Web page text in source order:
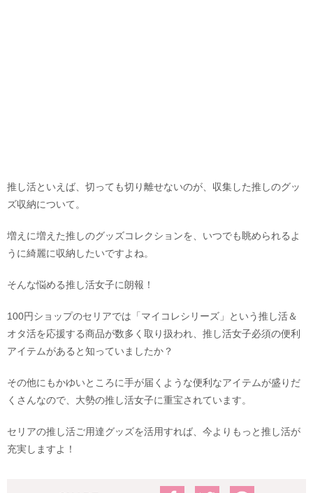
推し活といえば、切っても切り離せないのが、収集した推しのグッ
ズ収納について。
増えに増えた推しのグッズコレクションを、いつでも眺められるよ
うに綺麗に収納したいですよね。
そんな悩める推し活女子に朗報！
100円ショップのセリアでは「マイコレシリーズ」という推し活＆
オタ活を応援する商品が数多く取り扱われ、推し活女子必須の便利
アイテムがあると知っていましたか？
その他にもかゆいところに手が届くような便利なアイテムが盛りだ
くさんなので、大勢の推し活女子に重宝されています。
セリアの推し活ご用達グッズを活用すれば、今よりもっと推し活が
充実しますよ！